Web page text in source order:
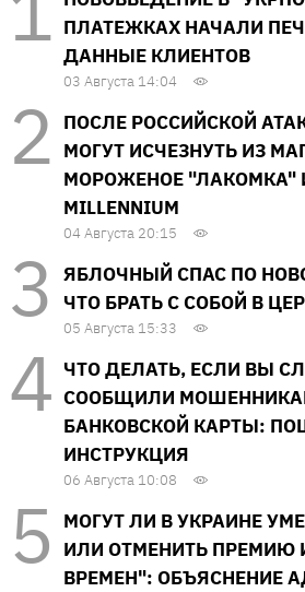
ПЛАТЕЖКАХ НАЧАЛИ
ДАННЫЕ КЛИЕНТОВ
03 Августа 14:04
ПОСЛЕ РОССИЙСКОЙ
МОГУТ ИСЧЕЗНУТЬ ИЗ
МОРОЖЕНОЕ "ЛАКОМКА"
MILLENNIUM
04 Августа 20:15
ЯБЛОЧНЫЙ СПАС ПО
ЧТО БРАТЬ С СОБОЙ В
05 Августа 15:33
ЧТО ДЕЛАТЬ, ЕСЛИ ВЫ
СООБЩИЛИ
БАНКОВСКОЙ КАРТЫ:
ИНСТРУКЦИЯ
06 Августа 10:08
МОГУТ ЛИ В УКРАИНЕ
ИЛИ ОТМЕНИТЬ ПРЕМИЮ
ВРЕМЕН": ОБЪЯСНЕНИЕ